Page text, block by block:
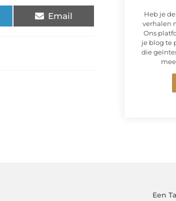
Email
Heb je
verhalen
Ons
je blog te
die
Een